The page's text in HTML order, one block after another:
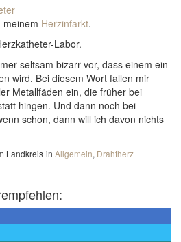
meinem Herzinfarkt.
Labor.
seltsam bizarr vor, dass einem ein
wird. Bei diesem Wort fallen mir
Metallfäden ein, die früher bei
hingen. Und dann noch bei
schon, dann will ich davon nichts
Landkreis in Allgemein, Drahtherz